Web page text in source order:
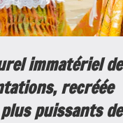
immatériel de
recréée
puissants de